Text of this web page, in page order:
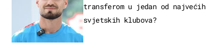
transferom u jedan od najvećih
svjetskih klubova?